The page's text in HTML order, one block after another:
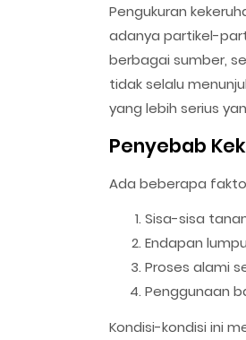
Pengukuran
adanya partikel-
berbagai sumber,
tidak selalu
yang lebih serius
Penyebab
Ada beberapa
Sisa-sisa
Endapan
Proses alami
Penggunaan
Kondisi-kondisi ini